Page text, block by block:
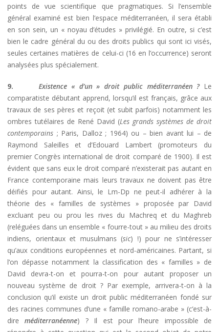
points de vue scientifique que pragmatiques. Si l’ensemble
général examiné est bien l’espace méditerranéen, il sera établi
en son sein, un « noyau d’études » privilégié. En outre, si c’est
bien le cadre général du ou des droits publics qui sont ici visés,
seules certaines matières de celui-ci (16 en l’occurrence) seront
analysées plus spécialement.
9.Existence « d’un » droit public méditerranéen ? Le
comparatiste débutant apprend, lorsqu’il est français, grâce aux
travaux de ses pères et reçoit (et subit parfois) notamment les
ombres tutélaires de René David (Les grands systèmes de droit
contemporains ; Paris, Dalloz ; 1964) ou – bien avant lui – de
Raymond Saleilles et d’Edouard Lambert (promoteurs du
premier Congrès international de droit comparé de 1900). Il est
évident que sans eux le droit comparé n’existerait pas autant en
France contemporaine mais leurs travaux ne doivent pas être
déifiés pour autant. Ainsi, le Lm-Dp ne peut-il adhérer à la
théorie des « familles de systèmes » proposée par David
excluant peu ou prou les rives du Machreq et du Maghreb
(reléguées dans un ensemble « fourre-tout » au milieu des droits
indiens, orientaux et musulmans (sic) !) pour ne s’intéresser
qu’aux conditions européennes et nord-américaines. Partant, si
l’on dépasse notamment la classification des « familles » de
David devra-t-on et pourra-t-on pour autant proposer un
nouveau système de droit ? Par exemple, arrivera-t-on à la
conclusion qu’il existe un droit public méditerranéen fondé sur
des racines communes d’une « famille romano-arabe » (c’est-à-
direméditerranéenne) ? Il est pour l’heure impossible de